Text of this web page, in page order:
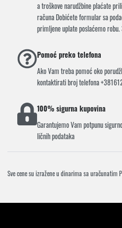
a troškove narudžbine plaćate
računa Dobićete formular sa
primljene uplate poslaćemo
Pomoć preko telefona
Ako Vam treba pomoć oko
kontaktirati broj telefona
100% sigurna kupovina
Garantujemo Vam potpunu
ličnih podataka
Sve cene su izražene u dinarima sa uračunatim